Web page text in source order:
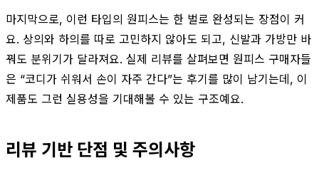
마지막으로, 이런 타입의 원피스는 한 벌로 완성되는 장점이 커
요. 상의와 하의를 따로 고민하지 않아도 되고, 신발과 가방만 바
꿔도 분위기가 달라져요. 실제 리뷰를 살펴보면 원피스 구매자들
은 “코디가 쉬워서 손이 자주 간다”는 후기를 많이 남기는데, 이
제품도 그런 실용성을 기대해볼 수 있는 구조예요.
리뷰 기반 단점 및 주의사항